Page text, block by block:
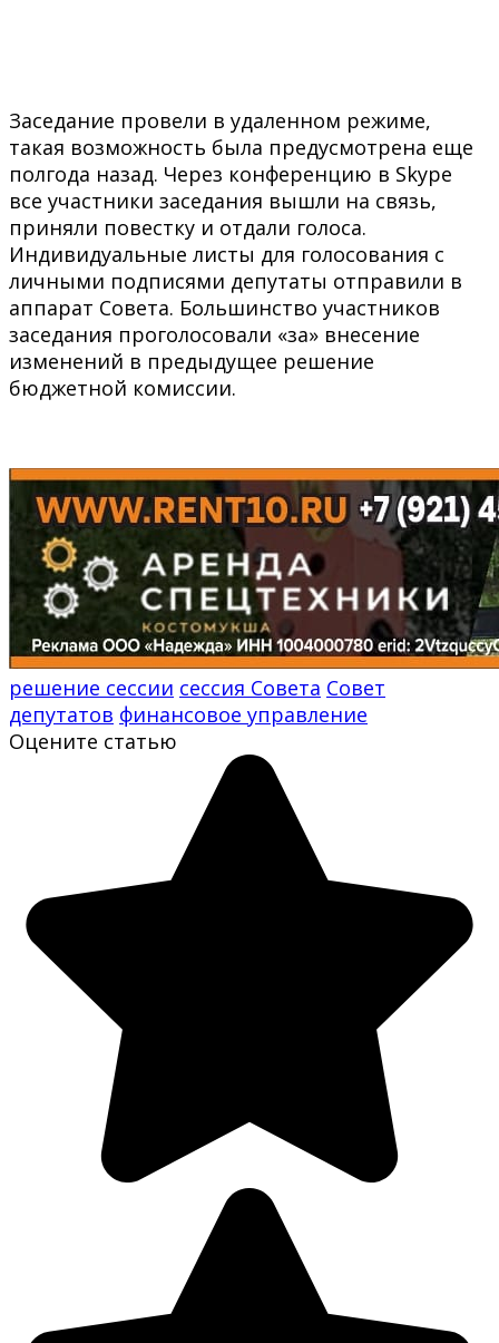
Заседание провели в удаленном режиме,
такая возможность была предусмотрена еще
полгода назад. Через конференцию в Skype
все участники заседания вышли на связь,
приняли повестку и отдали голоса.
Индивидуальные листы для голосования с
личными подписями депутаты отправили в
аппарат Совета. Большинство участников
заседания проголосовали «за» внесение
изменений в предыдущее решение
бюджетной комиссии.
решение сессии сессия Совета Совет
депутатов финансовое управление
Оцените статью